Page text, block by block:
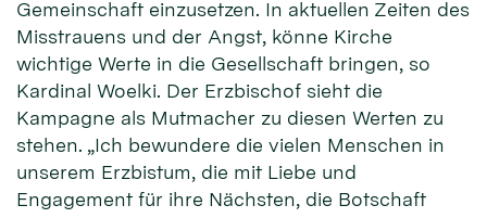
Gemeinschaft einzusetzen. In aktuellen Zeiten des
Misstrauens und der Angst, könne Kirche
wichtige Werte in die Gesellschaft bringen, so
Kardinal Woelki. Der Erzbischof sieht die
Kampagne als Mutmacher zu diesen Werten zu
stehen. „Ich bewundere die vielen Menschen in
unserem Erzbistum, die mit Liebe und
Engagement für ihre Nächsten, die Botschaft